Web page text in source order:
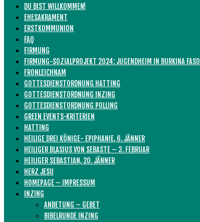
DU BIST WILLKOMMEN!
EHESAKRAMENT
ERSTKOMMUNION
FAQ
FIRMUNG
FIRMUNG-SOZIALPROJEKT 2024: JUGENDHEIM IN BURKINA FASO
FRONLEICHNAM
GOTTESDIENSTORDNUNG HATTING
GOTTESDIENSTORDNUNG INZING
GOTTESDIENSTORDNUNG POLLING
GREEN EVENTS-KRITERIEN
HATTING
HEILIGE DREI KÖNIGE- EPIPHANIE, 6. JÄNNER
HEILIGER BLASIUS VON SEBASTE – 3. FEBRUAR
HEILIGER SEBASTIAN, 20. JÄNNER
HERZ JESU
HOMEPAGE – IMPRESSUM
INZING
ANBETUNG – GEBET
BIBELRUNDE INZING